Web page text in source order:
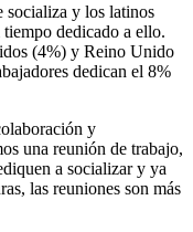
socializa y los latinos
dedicado a ello.
(4%) y Reino Unido
dedican el 8%
y
una reunión de trabajo,
a socializar y ya
las reuniones son más